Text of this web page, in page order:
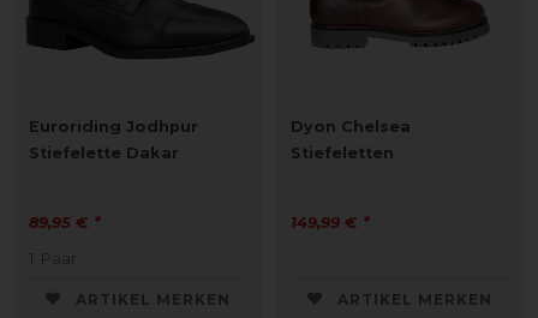
Euroriding Jodhpur
Stiefelette Dakar
89,95 € *
1 Paar
ARTIKEL MERKEN
Dyon Chelsea
Stiefeletten
149,99 € *
ARTIKEL MERKEN